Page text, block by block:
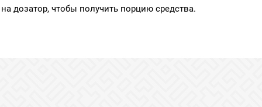
дозатор, чтобы получить порцию средства.